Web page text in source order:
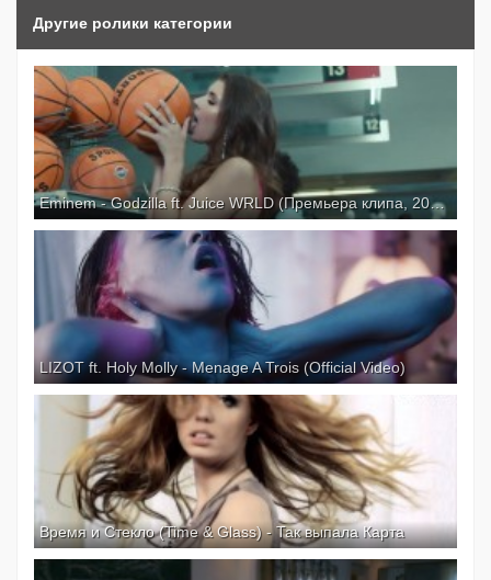
Другие ролики категории
Eminem - Godzilla ft. Juice WRLD (Премьера клипа, 2020) KIRENGA24.RU
LIZOT ft. Holy Molly - Menage A Trois (Official Video)
Время и Стекло (Time & Glass) - Так выпала Карта